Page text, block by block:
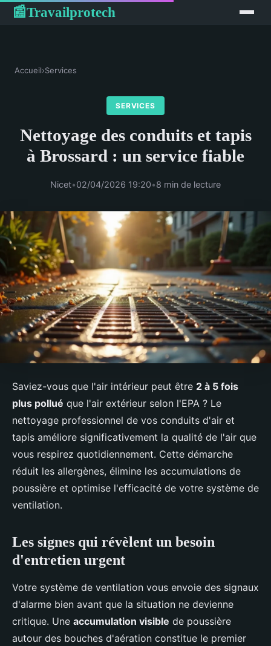
📰Travailprotech
Accueil›Services
SERVICES
Nettoyage des conduits et tapis
à Brossard : un service fiable
Nicet•02/04/2026 19:20•8 min de lecture
Saviez-vous que l'air intérieur peut être 2 à 5 fois
plus pollué que l'air extérieur selon l'EPA ? Le
nettoyage professionnel de vos conduits d'air et
tapis améliore significativement la qualité de l'air que
vous respirez quotidiennement. Cette démarche
réduit les allergènes, élimine les accumulations de
poussière et optimise l'efficacité de votre système de
ventilation.
Les signes qui révèlent un besoin
d'entretien urgent
Votre système de ventilation vous envoie des signaux
d'alarme bien avant que la situation ne devienne
critique. Une accumulation visible de poussière
autour des bouches d'aération constitue le premier